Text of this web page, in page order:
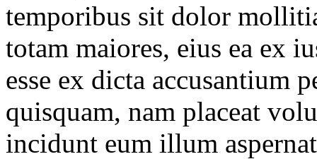
temporibus sit dolor
totam maiores, eius ea ex
esse ex dicta accusantium
quisquam, nam placeat
incidunt eum illum